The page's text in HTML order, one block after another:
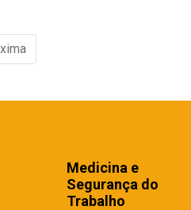
Medicina e
Segurança do
Trabalho